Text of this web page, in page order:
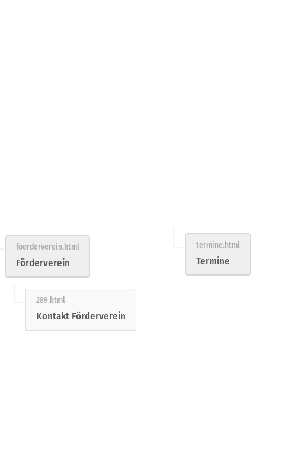
Förderverein
Kontakt Förderverein
Termine